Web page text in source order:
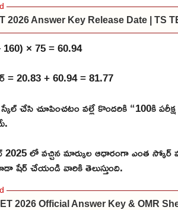
2026 Answer Key Release Date | TS
× 75 = 60.94
= 20.83 + 60.94 = 81.77
చేసి చూపించటం వల్లే కొందరికి “100కి
2025 లో వచ్చిన మార్కుల ఆధారంగా ఎంత
షేర్ చేయండి వారికి తెలుస్తుంది.
2026 Official Answer Key & OMR